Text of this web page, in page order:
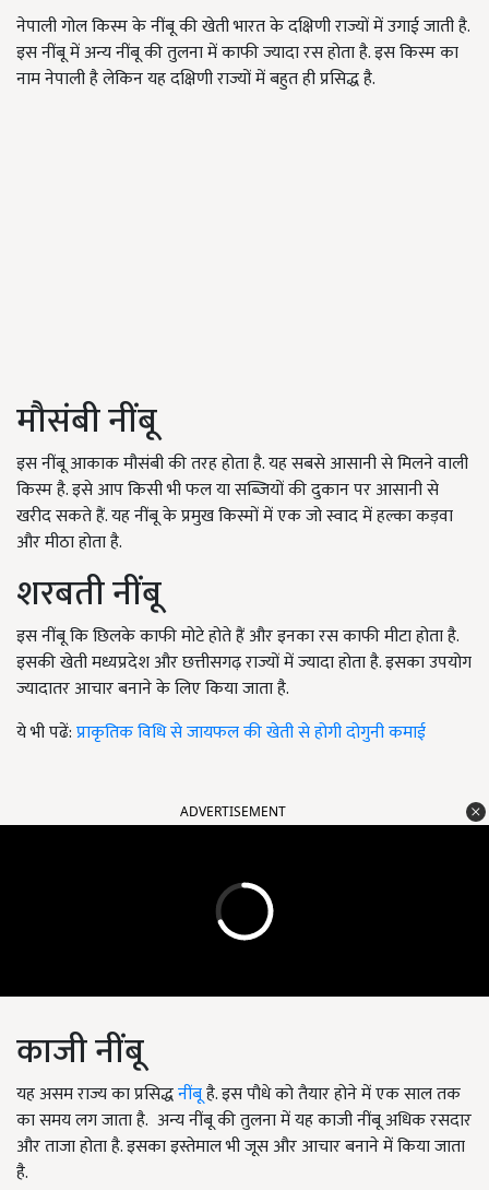
नेपाली गोल किस्म के नींबू की खेती भारत के दक्षिणी राज्यों में उगाई जाती है.
इस नींबू में अन्य नींबू की तुलना में काफी ज्यादा रस होता है. इस किस्म का
नाम नेपाली है लेकिन यह दक्षिणी राज्यों में बहुत ही प्रसिद्ध है.
मौसंबी नींबू
इस नींबू आकाक मौसंबी की तरह होता है. यह सबसे आसानी से मिलने वाली
किस्म है. इसे आप किसी भी फल या सब्जियों की दुकान पर आसानी से
खरीद सकते हैं. यह नींबू के प्रमुख किस्मों में एक जो स्वाद में हल्का कड़वा
और मीठा होता है.
शरबती नींबू
इस नींबू कि छिलके काफी मोटे होते हैं और इनका रस काफी मीटा होता है.
इसकी खेती मध्यप्रदेश और छत्तीसगढ़ राज्यों में ज्यादा होता है. इसका उपयोग
ज्यादातर आचार बनाने के लिए किया जाता है.
ये भी पढें:प्राकृतिक विधि से जायफल की खेती से होगी दोगुनी कमाई
ADVERTISEMENT
काजी नींबू
यह असम राज्य का प्रसिद्धनींबूहै. इस पौधे को तैयार होने में एक साल तक
का समय लग जाता है. अन्य नींबू की तुलना में यह काजी नींबू अधिक रसदार
और ताजा होता है. इसका इस्तेमाल भी जूस और आचार बनाने में किया जाता
है.